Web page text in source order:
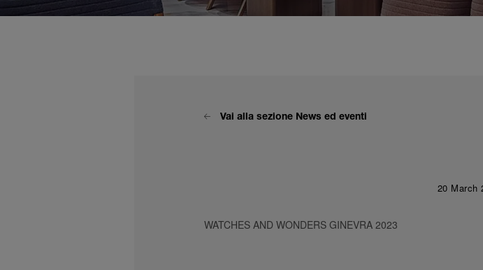
Vai alla sezione News ed eventi
20 March
WATCHES AND WONDERS GINEVRA 2023